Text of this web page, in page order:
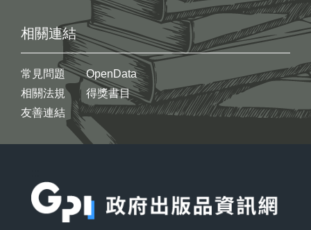
相關連結
常見問題
相關法規
友善連結
OpenData
得獎書目